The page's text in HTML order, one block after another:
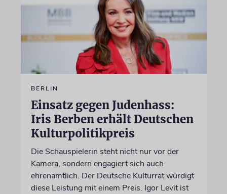
BERLIN
Einsatz gegen Judenhass:
Iris Berben erhält Deutschen
Kulturpolitikpreis
Die Schauspielerin steht nicht nur vor der
Kamera, sondern engagiert sich auch
ehrenamtlich. Der Deutsche Kulturrat würdigt
diese Leistung mit einem Preis. Igor Levit ist